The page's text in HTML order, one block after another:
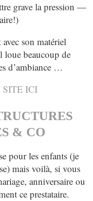
grave la pression —
avec son matériel
loue beaucoup de
d’ambiance …
SITE ICI
& CO
pour les enfants (je
mais voilà, si vous
anniversaire ou
ce prestataire.